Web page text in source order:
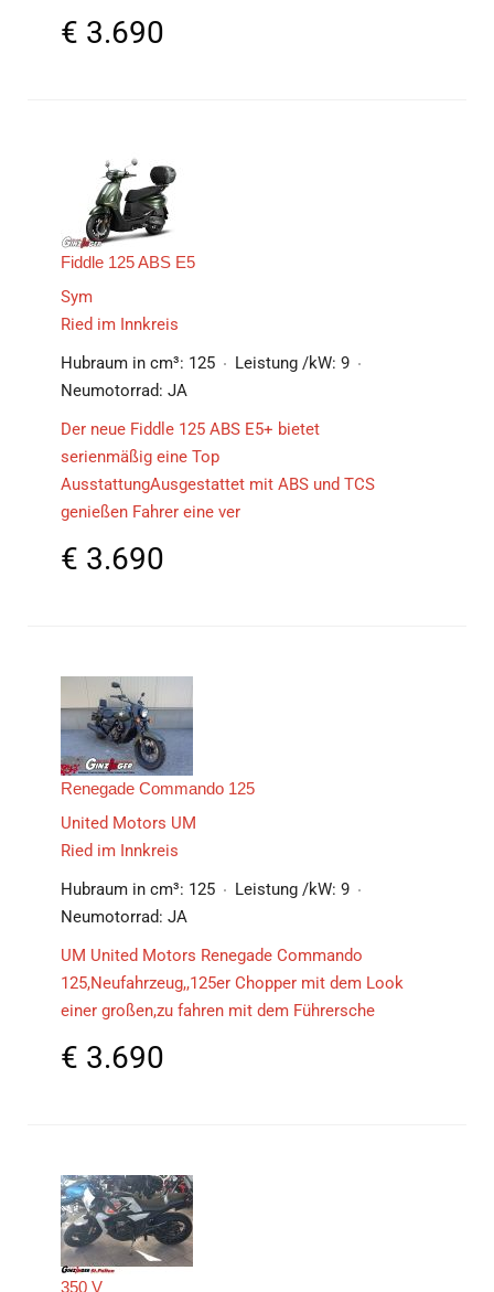
€ 3.690
Fiddle 125 ABS E5
Sym
Ried im Innkreis
Hubraum in cm³: 125 Leistung /kW: 9
Neumotorrad: JA
Der neue Fiddle 125 ABS E5+ bietet
serienmäßig eine Top
AusstattungAusgestattet mit ABS und TCS
genießen Fahrer eine ver
€ 3.690
Renegade Commando 125
United Motors UM
Ried im Innkreis
Hubraum in cm³: 125 Leistung /kW: 9
Neumotorrad: JA
UM United Motors Renegade Commando
125,Neufahrzeug,,125er Chopper mit dem Look
einer großen,zu fahren mit dem Führersche
€ 3.690
350 V